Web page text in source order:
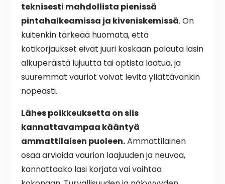
teknisesti mahdollista pienissä
pintahalkeamissa ja kiveniskemissä. On
kuitenkin tärkeää huomata, että
kotikorjaukset eivät juuri koskaan palauta lasin
alkuperäistä lujuutta tai optista laatua, ja
suuremmat vauriot voivat levitä yllättävänkin
nopeasti.
Lähes poikkeuksetta on siis
kannattavampaa kääntyä
ammattilaisen puoleen.Ammattilainen
osaa arvioida vaurion laajuuden ja neuvoa,
kannattaako lasi korjata vai vaihtaa